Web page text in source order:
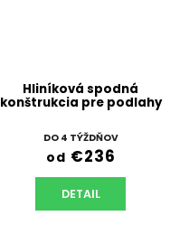
Hliníková spodná
konštrukcia pre podlahy
DO 4 TÝŽDŇOV
od €236
DETAIL